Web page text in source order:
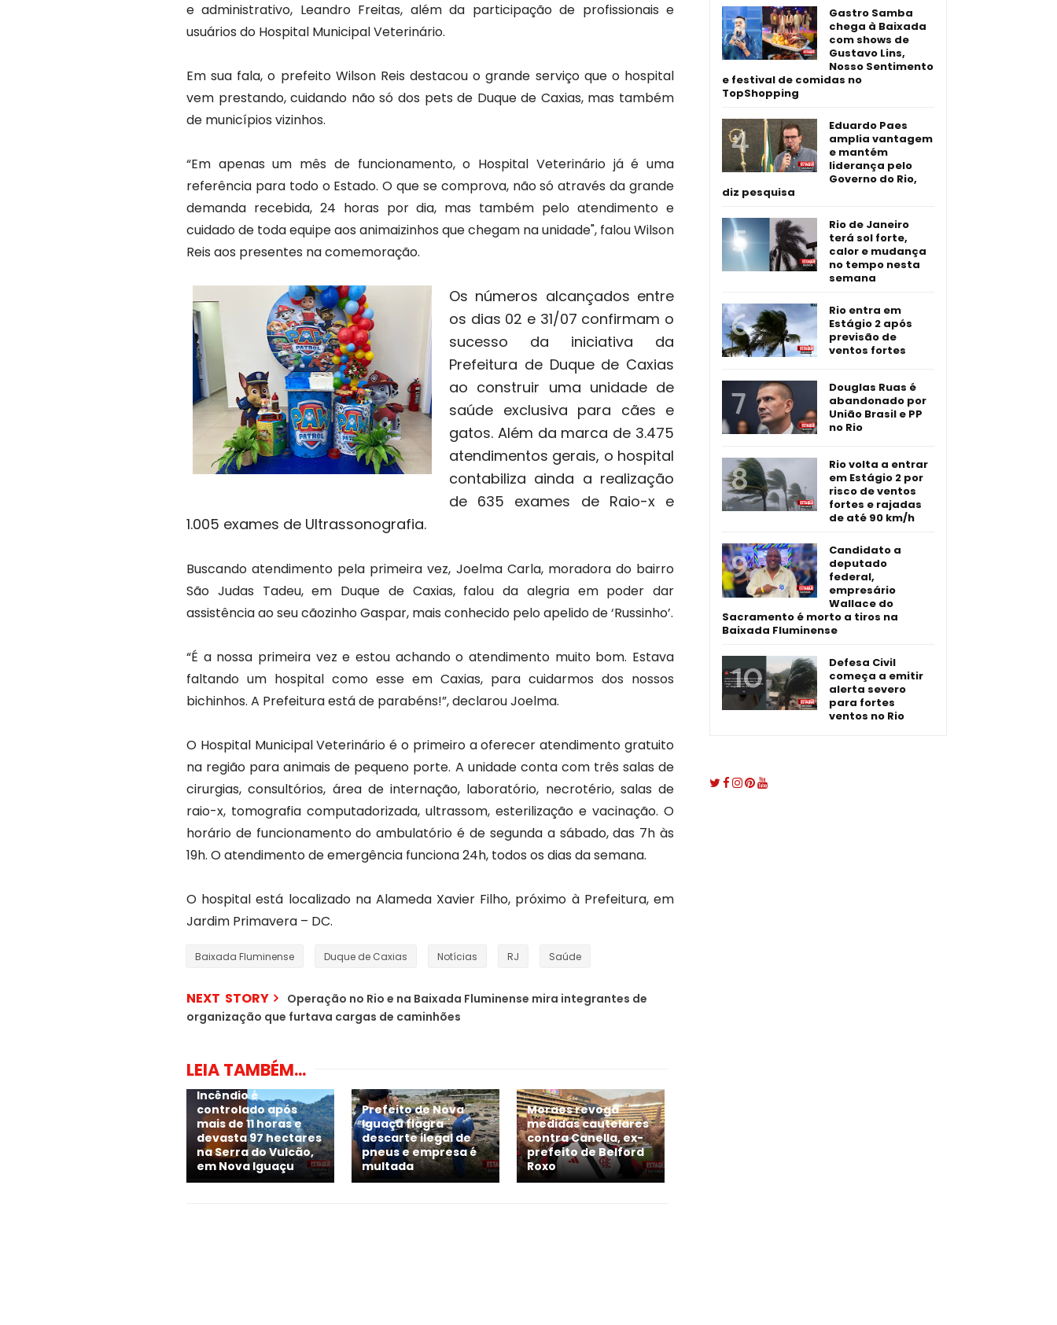
e administrativo, Leandro Freitas, além da participação de profissionais e
usuários do Hospital Municipal Veterinário.
Em sua fala, o prefeito Wilson Reis destacou o grande serviço que o hospital
vem prestando, cuidando não só dos pets de Duque de Caxias, mas também
de municípios vizinhos.
“Em apenas um mês de funcionamento, o Hospital Veterinário já é uma
referência para todo o Estado. O que se comprova, não só através da grande
demanda recebida, 24 horas por dia, mas também pelo atendimento e
cuidado de toda equipe aos animaizinhos que chegam na unidade", falou Wilson
Reis aos presentes na comemoração.
Os números alcançados entre
os dias 02 e 31/07 confirmam o
sucesso da iniciativa da
Prefeitura de Duque de Caxias
ao construir uma unidade de
saúde exclusiva para cães e
gatos. Além da marca de 3.475
atendimentos gerais, o hospital
contabiliza ainda a realização
de 635 exames de Raio-x e
1.005 exames de Ultrassonografia.
Buscando atendimento pela primeira vez, Joelma Carla, moradora do bairro
São Judas Tadeu, em Duque de Caxias, falou da alegria em poder dar
assistência ao seu cãozinho Gaspar, mais conhecido pelo apelido de ‘Russinho’.
“É a nossa primeira vez e estou achando o atendimento muito bom. Estava
faltando um hospital como esse em Caxias, para cuidarmos dos nossos
bichinhos. A Prefeitura está de parabéns!”, declarou Joelma.
O Hospital Municipal Veterinário é o primeiro a oferecer atendimento gratuito
na região para animais de pequeno porte. A unidade conta com três salas de
cirurgias, consultórios, área de internação, laboratório, necrotério, salas de
raio-x, tomografia computadorizada, ultrassom, esterilização e vacinação. O
horário de funcionamento do ambulatório é de segunda a sábado, das 7h às
19h. O atendimento de emergência funciona 24h, todos os dias da semana.
O hospital está localizado na Alameda Xavier Filho, próximo à Prefeitura, em
Jardim Primavera – DC.
Baixada Fluminense Duque de Caxias Notícias RJ Saúde
NEXT STORY
Operação no Rio e na Baixada Fluminense mira integrantes de
organização que furtava cargas de caminhões
LEIA TAMBÉM...
Incêndio é
controlado após
mais de 11 horas e
devasta 97 hectares
na Serra do Vulcão,
em Nova Iguaçu
Prefeito de Nova
Iguaçu flagra
descarte ilegal de
pneus e empresa é
multada
Moraes revoga
medidas cautelares
contra Canella, ex-
prefeito de Belford
Roxo
Gastro Samba
chega à Baixada
com shows de
Gustavo Lins,
Nosso Sentimento
e festival de comidas no
TopShopping
Eduardo Paes
amplia vantagem
e mantém
liderança pelo
Governo do Rio,
diz pesquisa
Rio de Janeiro
terá sol forte,
calor e mudança
no tempo nesta
semana
Rio entra em
Estágio 2 após
previsão de
ventos fortes
Douglas Ruas é
abandonado por
União Brasil e PP
no Rio
Rio volta a entrar
em Estágio 2 por
risco de ventos
fortes e rajadas
de até 90 km/h
Candidato a
deputado
federal,
empresário
Wallace do
Sacramento é morto a tiros na
Baixada Fluminense
Defesa Civil
começa a emitir
alerta severo
para fortes
ventos no Rio